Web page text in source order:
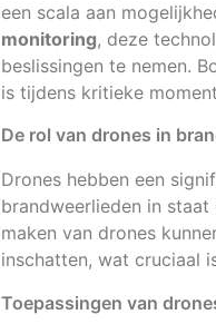
een scala aan
monitoring, deze
beslissingen te nemen.
is tijdens kritieke
De rol van drones in
Drones hebben een
brandweerlieden in
maken van drones
inschatten, wat cruciaal
Toepassingen van